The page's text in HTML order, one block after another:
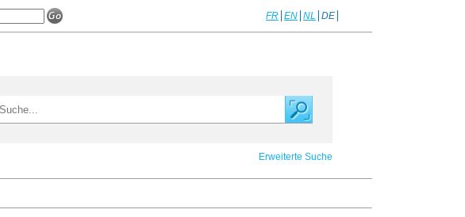
FR EN NL DE
Erweiterte Suche